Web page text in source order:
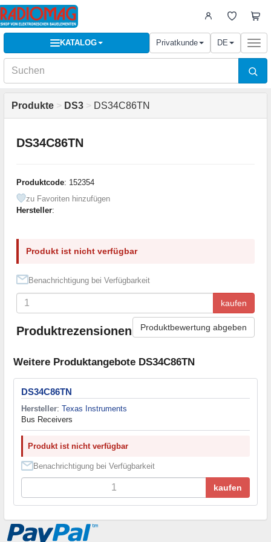
KATALOG Privatkunde DE
Produkte > DS3 > DS34C86TN
DS34C86TN
Produktcode: 152354
zu Favoriten hinzufügen
Hersteller:
Produkt ist nicht verfügbar
Benachrichtigung bei Verfügbarkeit
kaufen
Produktrezensionen Produktbewertung abgeben
Weitere Produktangebote DS34C86TN
DS34C86TN
Hersteller: Texas Instruments
Bus Receivers
Produkt ist nicht verfügbar
Benachrichtigung bei Verfügbarkeit
kaufen